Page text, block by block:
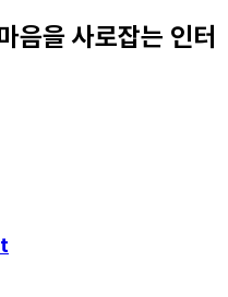
음을 사로잡는 인터